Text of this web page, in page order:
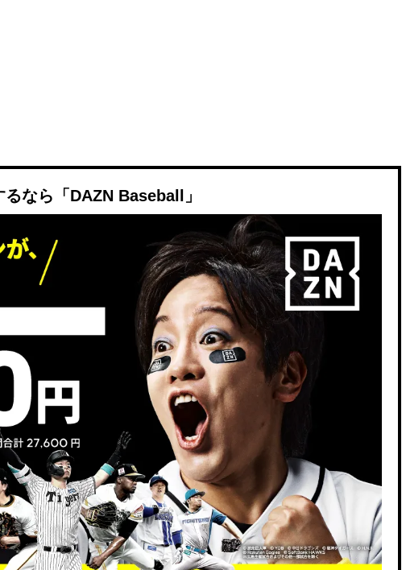
なら「DAZN Baseball」